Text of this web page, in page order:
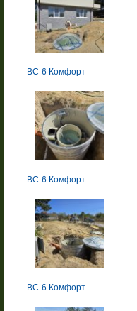
BC-6 Комфорт
BC-6 Комфорт
BC-6 Комфорт